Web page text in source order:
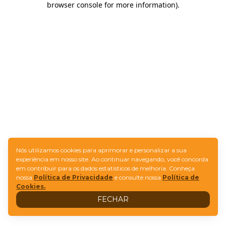
browser console for more information).
Nós utilizamos cookies para aprimorar e personalizar a sua
experiência em nosso site. Ao continuar navegando, você concorda
em contribuir para os dados estatísticos de melhoria. Conheça
nossa Política de Privacidade e consulte nossa Política de
Cookies.
FECHAR